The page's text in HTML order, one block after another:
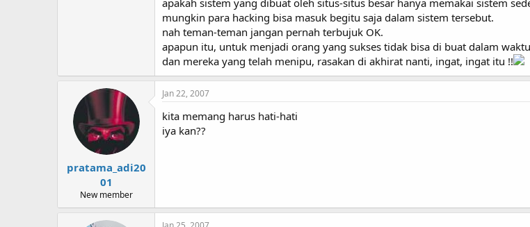
apakah sistem yang dibuat oleh situs-situs besar hanya memakai sistem
mungkin para hacking bisa masuk begitu saja dalam sistem tersebut.
nah teman-teman jangan pernah terbujuk OK.
apapun itu, untuk menjadi orang yang sukses tidak bisa di buat dalam
dan mereka yang telah menipu, rasakan di akhirat nanti, ingat, ingat itu !!
pratama_adi20
01
New member
Jan 22, 2007
kita memang harus hati-hati
iya kan??